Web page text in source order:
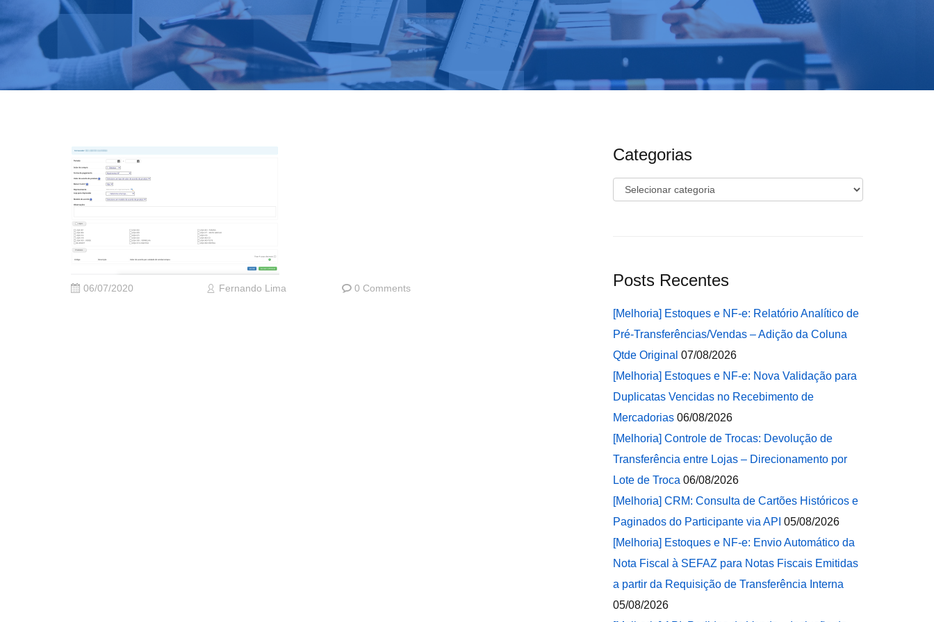
06/07/2020 Fernando Lima 0 Comments
Categorias
Categorias
Posts Recentes
[Melhoria] Estoques e NF-e: Relatório Analítico de
Pré-Transferências/Vendas – Adição da Coluna
Qtde Original 07/08/2026
[Melhoria] Estoques e NF-e: Nova Validação para
Duplicatas Vencidas no Recebimento de
Mercadorias 06/08/2026
[Melhoria] Controle de Trocas: Devolução de
Transferência entre Lojas – Direcionamento por
Lote de Troca 06/08/2026
[Melhoria] CRM: Consulta de Cartões Históricos e
Paginados do Participante via API 05/08/2026
[Melhoria] Estoques e NF-e: Envio Automático da
Nota Fiscal à SEFAZ para Notas Fiscais Emitidas
a partir da Requisição de Transferência Interna
05/08/2026